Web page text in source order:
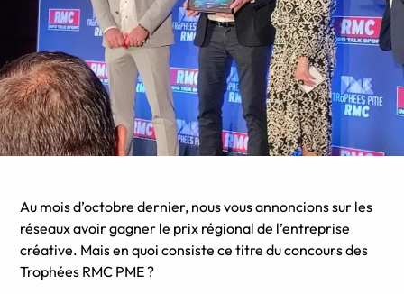
Au mois d’octobre dernier, nous vous annoncions sur les
réseaux avoir gagner le prix régional de l’entreprise
créative. Mais en quoi consiste ce titre du concours des
Trophées RMC PME ?